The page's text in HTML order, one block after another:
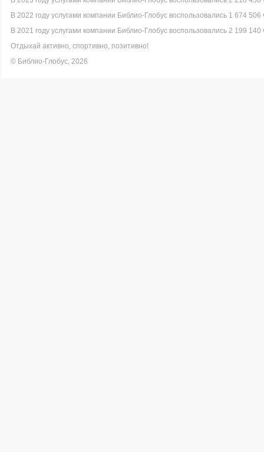
В 2022 году услугами компании Библио-Глобус воспользовались 1 674 506
В 2021 году услугами компании Библио-Глобус воспользовались 2 199 140
Отдыхай активно, спортивно, позитивно!
© Библио-Глобус, 2026